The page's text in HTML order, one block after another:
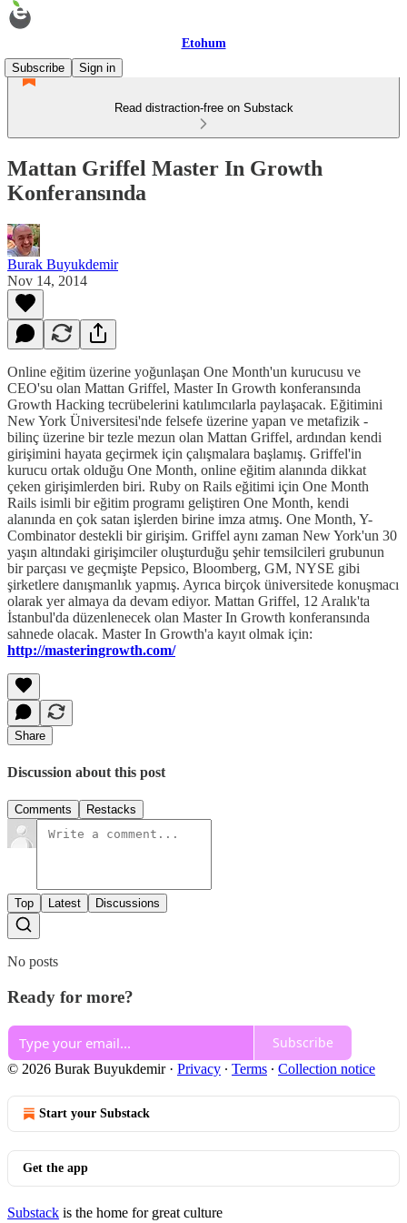
Etohum
Subscribe
Sign in
Read distraction-free on Substack
Mattan Griffel Master In Growth
Konferansında
Burak Buyukdemir
Nov 14, 2014
Online eğitim üzerine yoğunlaşan One Month'un kurucusu ve
CEO'su olan Mattan Griffel, Master In Growth konferansında
Growth Hacking tecrübelerini katılımcılarla paylaşacak. Eğitimini
New York Üniversitesi'nde felsefe üzerine yapan ve metafizik -
bilinç üzerine bir tezle mezun olan Mattan Griffel, ardından kendi
girişimini hayata geçirmek için çalışmalara başlamış. Griffel'in
kurucu ortak olduğu One Month, online eğitim alanında dikkat
çeken girişimlerden biri. Ruby on Rails eğitimi için One Month
Rails isimli bir eğitim programı geliştiren One Month, kendi
alanında en çok satan işlerden birine imza atmış. One Month, Y-
Combinator destekli bir girişim. Griffel aynı zaman New York'un 30
yaşın altındaki girişimciler oluşturduğu şehir temsilcileri grubunun
bir parçası ve geçmişte Pepsico, Bloomberg, GM, NYSE gibi
şirketlere danışmanlık yapmış. Ayrıca birçok üniversitede konuşmacı
olarak yer almaya da devam ediyor. Mattan Griffel, 12 Aralık'ta
İstanbul'da düzenlenecek olan Master In Growth konferansında
sahnede olacak. Master In Growth'a kayıt olmak için:
http://masteringrowth.com/
Share
Discussion about this post
Comments Restacks
Top Latest Discussions
No posts
Ready for more?
Subscribe
© 2026 Burak Buyukdemir· Privacy ∙ Terms ∙ Collection notice
Start your Substack
Get the app
Substack is the home for great culture